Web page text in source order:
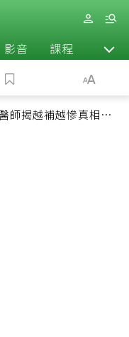
影音 課程 退休
師揭越補越慘真相：